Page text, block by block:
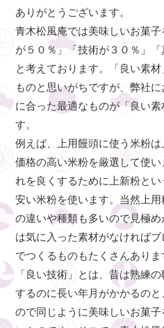
ありがとうございます。
青木松風庵では美味しいお菓
が５０％」「技術が３０％」「
と考えております。「良い素
ものと思いがちですが、弊社
に合った最適なものが「良い
す。
例えば、上用饅頭に使う米粉
価格の高い米粉を厳選して使
れを良くするために上新粉と
安い米粉を使います。当然上
の違いや種類も多いので見極
は気に入った素材がなければ
でつくるものもたくさんありま
「良い技術」とは、昔は熟練
するのに長い年月がかかるの
ので同じように美味しいお菓